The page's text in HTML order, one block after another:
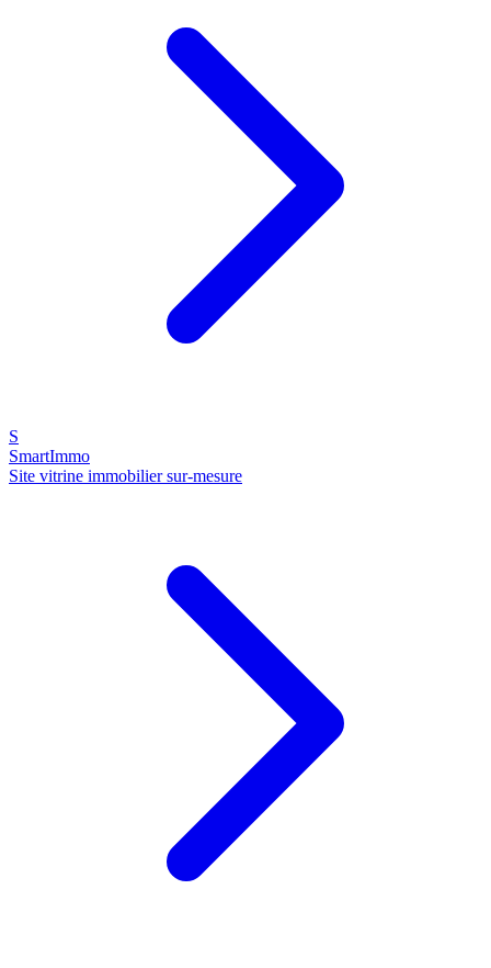
S
SmartImmo
Site vitrine immobilier sur-mesure